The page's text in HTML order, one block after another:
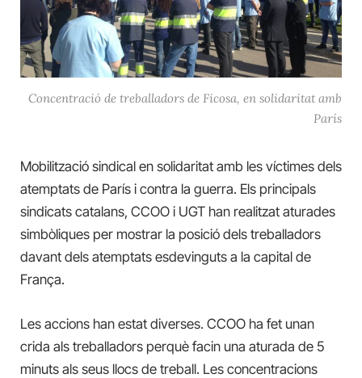
Concentració de treballadors de Ficosa, en solidaritat amb
París
Mobilització sindical en solidaritat amb les víctimes dels
atemptats de París i contra la guerra. Els principals
sindicats catalans, CCOO i UGT han realitzat aturades
simbòliques per mostrar la posició dels treballadors
davant dels atemptats esdevinguts a la capital de
França.
Les accions han estat diverses. CCOO ha fet unan
crida als treballadors perquè facin una aturada de 5
minuts als seus llocs de treball. Les concentracions